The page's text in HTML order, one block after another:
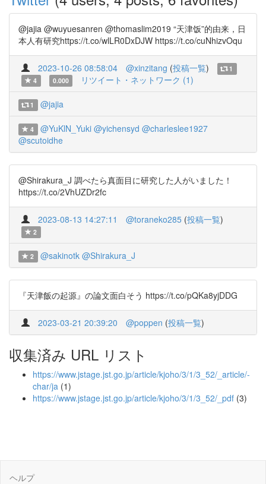
@jajia @wuyuesanren @thomaslim2019 “天津饭”的由来，日
本人有研究https://t.co/wlLR0DxDJW https://t.co/cuNhizvOqu
2023-10-26 08:58:04 @xinzitang (投稿一覧)
1
4
0.000 リツイート・ネットワーク (1)
1 @jajia
4 @YuKlN_Yuki @yichensyd @charleslee1927
@scutoidhe
@Shirakura_J 調べたら真面目に研究した人がいました！
https://t.co/2VhUZDr2fc
2023-08-13 14:27:11 @toraneko285 (投稿一覧)
2
2 @sakinotk @Shirakura_J
『天津飯の起源』の論文面白そう https://t.co/pQKa8yjDDG
2023-03-21 20:39:20 @poppen (投稿一覧)
収集済み URL リスト
https://www.jstage.jst.go.jp/article/kjoho/3/1/3_52/_article/-
char/ja (1)
https://www.jstage.jst.go.jp/article/kjoho/3/1/3_52/_pdf (3)
ヘルプ